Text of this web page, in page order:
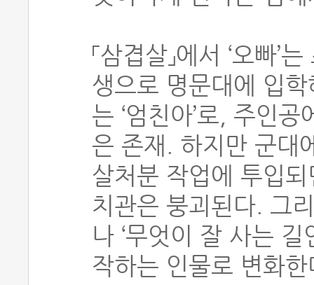
「삼겹살」에서 ‘오빠
생으로 명문대에 입
는 ‘엄친아’로, 주인
은 존재. 하지만 군대
살처분 작업에 투입
치관은 붕괴된다. 그
나 ‘무엇이 잘 사는
작하는 인물로 변화한